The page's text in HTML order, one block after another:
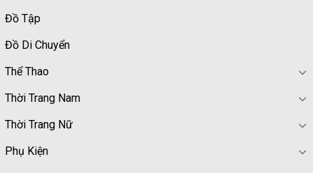
Đồ Tập
Đồ Di Chuyển
Thể Thao
Thời Trang Nam
Thời Trang Nữ
Phụ Kiện